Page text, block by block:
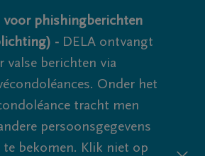
voor phishingberichten
- DELA ontvangt
valse berichten via
Onder het
tracht men
persoonsgegevens
te bekomen. Klik niet op